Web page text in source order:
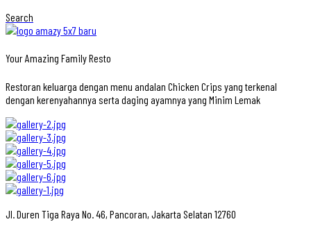
Search
Your Amazing Family Resto
Restoran keluarga dengan menu andalan Chicken Crips yang terkenal
dengan kerenyahannya serta daging ayamnya yang Minim Lemak
Jl. Duren Tiga Raya No. 46, Pancoran, Jakarta Selatan 12760